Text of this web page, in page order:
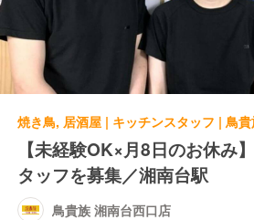
焼き鳥, 居酒屋 | キッチンスタッフ | 鳥
【未経験OK×月8日のお休み
タッフを募集／湘南台駅
鳥貴族 湘南台西口店